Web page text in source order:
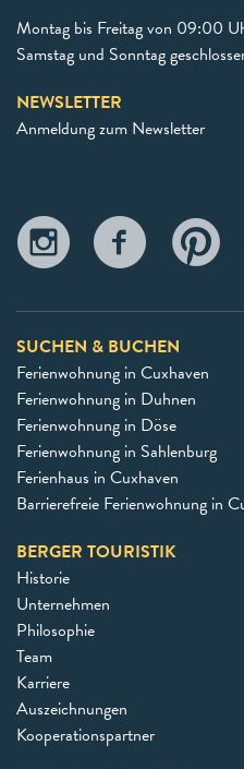
Montag bis Freitag von 09:00
Samstag und Sonntag
NEWSLETTER
Anmeldung zum Newsletter
SUCHEN & BUCHEN
Ferienwohnung in Cuxhaven
Ferienwohnung in Duhnen
Ferienwohnung in Döse
Ferienwohnung in Sahlenburg
Ferienhaus in Cuxhaven
Barrierefreie Ferienwohnung in
BERGER TOURISTIK
Historie
Unternehmen
Philosophie
Team
Karriere
Auszeichnungen
Kooperationspartner